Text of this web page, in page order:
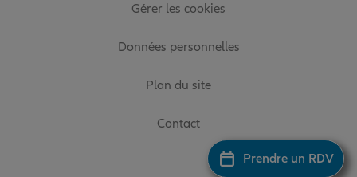
Prendre un RDV
Gérer les cookies
Données personnelles
Plan du site
Contact